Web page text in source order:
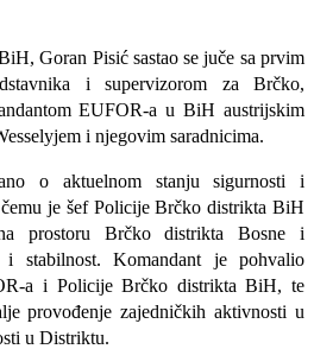
Goran Pisić sastao se juče sa prvim
i supervizorom za Brčko,
EUFOR-a u BiH austrijskim
i njegovim saradnicima.
o aktuelnom stanju sigurnosti i
je šef Policije Brčko distrikta BiH
prostoru Brčko distrikta Bosne i
stabilnost. Komandant je pohvalio
a i Policije Brčko distrikta BiH, te
provođenje zajedničkih aktivnosti u
u Distriktu.